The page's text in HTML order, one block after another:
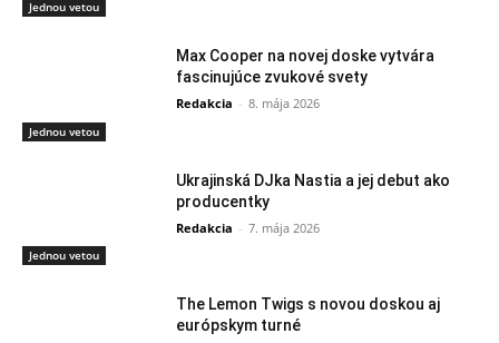
Jednou vetou
Jednou vetou
Max Cooper na novej doske vytvára
fascinujúce zvukové svety
Redakcia - 8. mája 2026
Jednou vetou
Ukrajinská DJka Nastia a jej debut ako
producentky
Redakcia - 7. mája 2026
The Lemon Twigs s novou doskou aj
európskym turné